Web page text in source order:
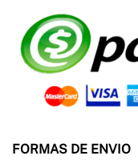
FORMAS DE ENVIO